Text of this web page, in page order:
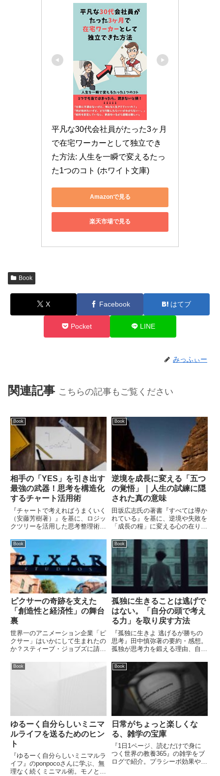
平凡な30代会社員がたった3ヶ月
で在宅ワーカーとして独立でき
た方法: 人生を一瞬で変えるたっ
た1つのコト (ホワイト文庫)
Amazonで見る
楽天市場で見る
Book
X Facebook はてブ
Pocket LINE
みっふぃー
関連記事 こちらの記事もご覧ください
Book
相手の「YES」を引き出す
最強の武器！思考を構造化
するチャート活用術
『チャートで考えればうまくいく
（安藤芳樹著）』を基に、ロジッ
クツリーを活用した思考整理術を
のコツや、論理構造を組み立てて
相手の「YES」を引き出す具体
的なステップを紹介します。
Book
逆境を成長に変える「五つ
の覚悟」｜人生の試練に隠
された真の意味
田坂広志氏の著書『すべては導か
れている』を基に、逆境や失敗を
「成長の糧」に変える心の在り方
の意味を読み解き、前向きに生き
るための「五つの覚悟」を紹介し
ます。
Book
ピクサーの奇跡を支えた
「創造性と経済性」の舞台
裏
世界一のアニメーション企業「ピ
クサー」はいかにして生まれたの
か？スティーブ・ジョブズに請わ
著書から、ストーリー至上主義と
イノベーションを守る組織文化、
Book
孤独に生きることは逃げで
はない。「自分の頭で考え
る力」を取り戻す方法
『孤独に生きよ 逃げるが勝ちの
思考』田中慎弥著の要約・感想。
孤独が思考力を鍛える理由、自分
向き合い方、読書の価値について
印象的な引用とともに解説しま
Book
ゆるーく自分らしいミニマ
ルライフを送るためのヒン
ト
『ゆるーく自分らしいミニマルラ
イフ』のponpocoさんに学ぶ、無
理なく続くミニマル術。モノとの
Book
日常がちょっと楽しくな
る、雑学の宝庫
『1日1ページ、読むだけで身に
つく世界の教養365』の雑学をブ
ログで紹介。プラシーボ効果や天